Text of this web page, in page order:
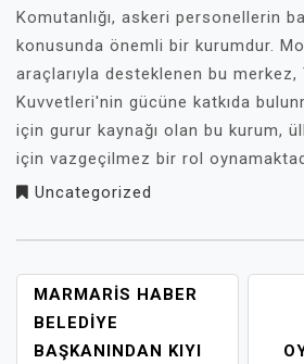
Komutanlığı, askeri personellerin
konusunda önemli bir kurumdur.
araçlarıyla desteklenen bu merkez,
Kuvvetleri'nin gücüne katkıda
için gurur kaynağı olan bu kurum,
için vazgeçilmez bir rol
Uncategorized
YAZI
GEZINMESI
MARMARIS HABER
BELEDIYE
BAŞKANINDAN KIYI